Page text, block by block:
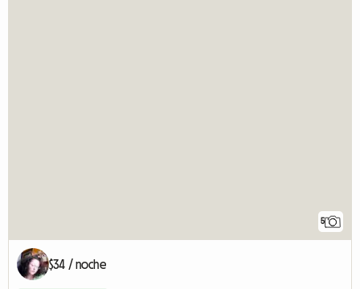
5
$34 / noche